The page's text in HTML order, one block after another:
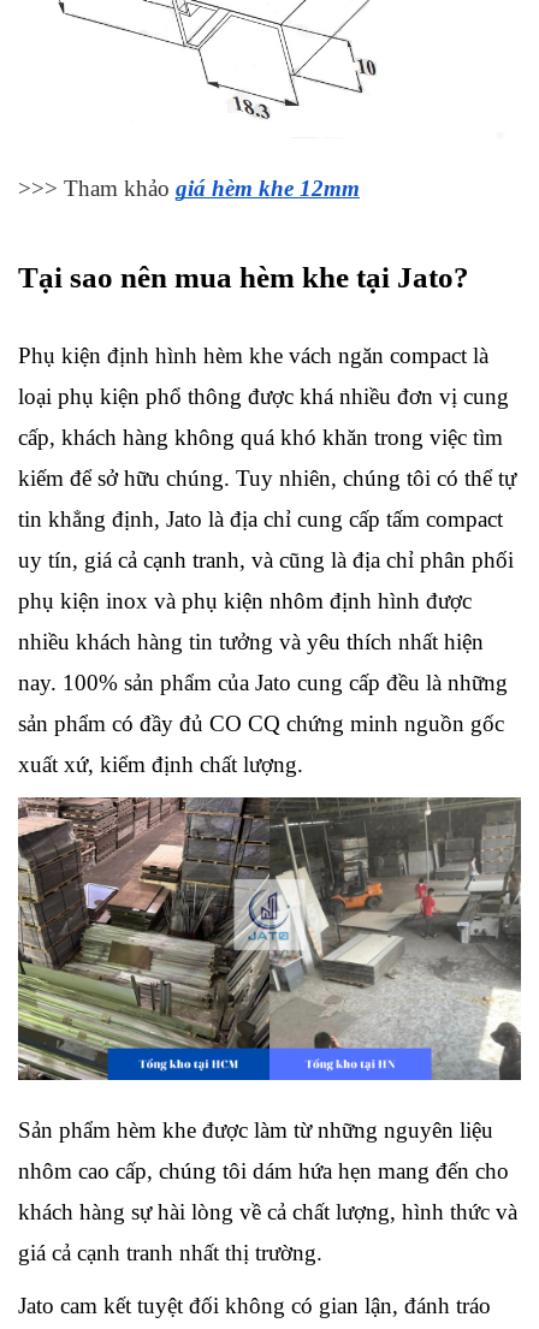
>>> Tham khảo giá hèm khe 12mm
Tại sao nên mua hèm khe tại Jato?
Phụ kiện định hình hèm khe vách ngăn compact là
loại phụ kiện phổ thông được khá nhiều đơn vị cung
cấp, khách hàng không quá khó khăn trong việc tìm
kiếm để sở hữu chúng. Tuy nhiên, chúng tôi có thể tự
tin khẳng định, Jato là địa chỉ cung cấp tấm compact
uy tín, giá cả cạnh tranh, và cũng là địa chỉ phân phối
phụ kiện inox và phụ kiện nhôm định hình được
nhiều khách hàng tin tưởng và yêu thích nhất hiện
nay. 100% sản phẩm của Jato cung cấp đều là những
sản phẩm có đầy đủ CO CQ chứng minh nguồn gốc
xuất xứ, kiểm định chất lượng.
Sản phẩm hèm khe được làm từ những nguyên liệu
nhôm cao cấp, chúng tôi dám hứa hẹn mang đến cho
khách hàng sự hài lòng về cả chất lượng, hình thức và
giá cả cạnh tranh nhất thị trường.
Jato cam kết tuyệt đối không có gian lận, đánh tráo